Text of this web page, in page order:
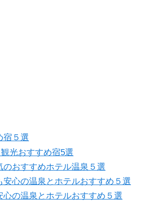
宿５選
光おすすめ宿5選
のおすすめホテル温泉５選
心の温泉とホテルおすすめ５選
の温泉とホテルおすすめ５選